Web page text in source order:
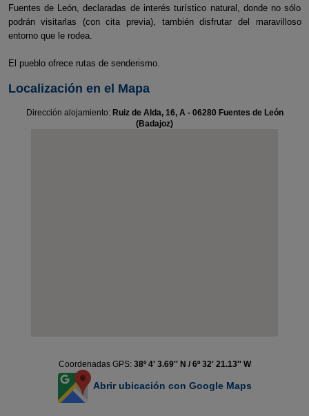
Fuentes de León, declaradas de interés turístico natural, donde no sólo
podrán visitarlas (con cita previa), también disfrutar del maravilloso
entorno que le rodea.
El pueblo ofrece rutas de senderismo.
Localización en el Mapa
Dirección alojamiento: Ruiz de Alda, 16, A - 06280 Fuentes de León
(Badajoz)
Coordenadas GPS: 38º 4' 3.69'' N / 6º 32' 21.13'' W
Abrir ubicación con Google Maps